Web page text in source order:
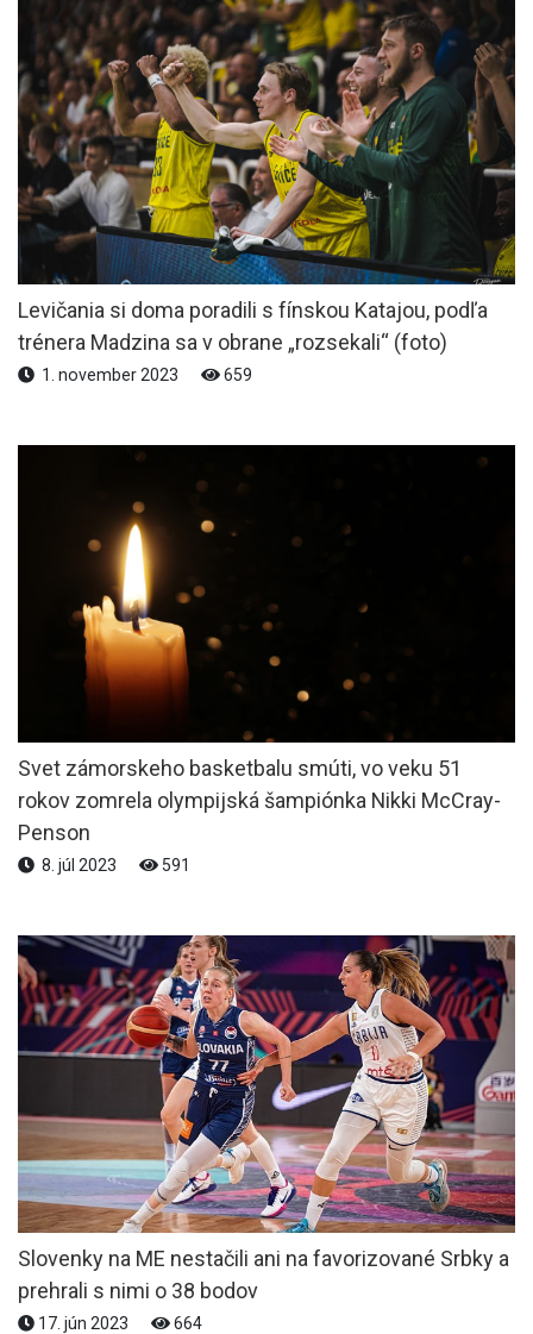
Levičania si doma poradili s fínskou Katajou, podľa
trénera Madzina sa v obrane „rozsekali“ (foto)
1. november 2023 659
Svet zámorskeho basketbalu smúti, vo veku 51
rokov zomrela olympijská šampiónka Nikki McCray-
Penson
8. júl 2023 591
Slovenky na ME nestačili ani na favorizované Srbky a
prehrali s nimi o 38 bodov
17. jún 2023 664